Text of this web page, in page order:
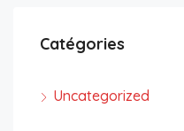
Catégories
Uncategorized